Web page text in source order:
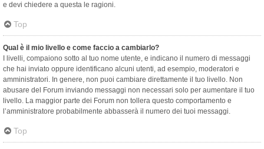
e devi chiedere a questa le ragioni.
Top
Qual è il mio livello e come faccio a cambiarlo?
I livelli, compaiono sotto al tuo nome utente, e indicano il numero di messaggi
che hai inviato oppure identificano alcuni utenti, ad esempio, moderatori e
amministratori. In genere, non puoi cambiare direttamente il tuo livello. Non
abusare del Forum inviando messaggi non necessari solo per aumentare il tuo
livello. La maggior parte dei Forum non tollera questo comportamento e
l’amministratore probabilmente abbasserà il numero dei tuoi messaggi.
Top